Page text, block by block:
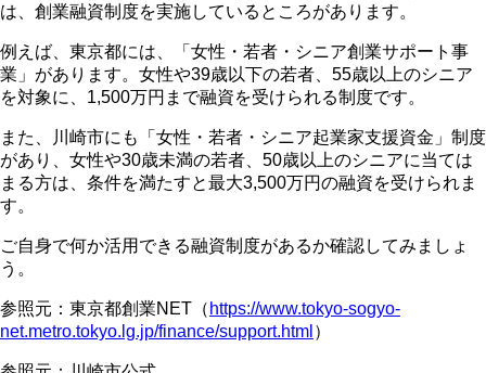
は、創業融資制度を実施しているところがあります。
例えば、東京都には、「女性・若者・シニア創業サポート事
業」があります。女性や39歳以下の若者、55歳以上のシニア
を対象に、1,500万円まで融資を受けられる制度です。
また、川崎市にも「女性・若者・シニア起業家支援資金」制度
があり、女性や30歳未満の若者、50歳以上のシニアに当ては
まる方は、条件を満たすと最大3,500万円の融資を受けられま
す。
ご自身で何か活用できる融資制度があるか確認してみましょ
う。
参照元：東京都創業NET（ https://www.tokyo-sogyo-
net.metro.tokyo.lg.jp/finance/support.html ）